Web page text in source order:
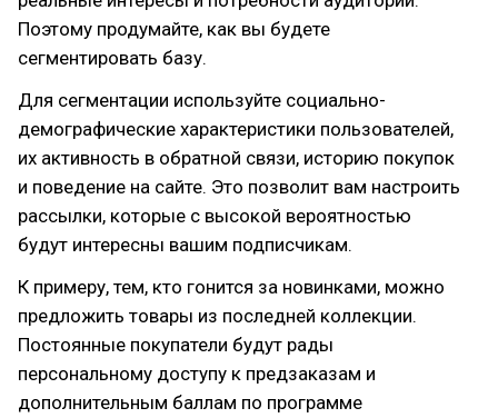
Поэтому продумайте, как вы будете
сегментировать базу.
Для сегментации используйте социально-
демографические характеристики пользователей,
их активность в обратной связи, историю покупок
и поведение на сайте. Это позволит вам настроить
рассылки, которые с высокой вероятностью
будут интересны вашим подписчикам.
К примеру, тем, кто гонится за новинками, можно
предложить товары из последней коллекции.
Постоянные покупатели будут рады
персональному доступу к предзаказам и
дополнительным баллам по программе